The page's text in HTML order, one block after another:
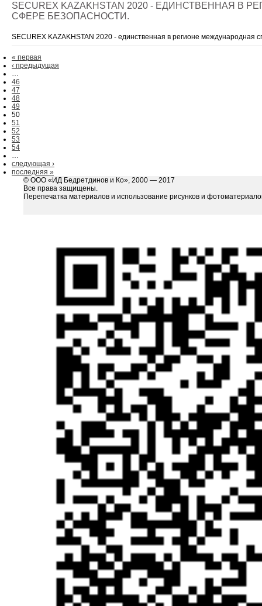
SECUREX KAZAKHSTAN 2020 -
СФЕРЕ БЕЗОПАСНОСТИ.
SECUREX KAZAKHSTAN 2020 - единственная в регионе международная
« первая
‹ предыдущая
…
46
47
48
49
50
51
52
53
54
…
следующая ›
последняя »
© ООО «ИД Бедретдинов и Ко», 2000 — 2017
Все права защищены.
Перепечатка материалов и использование рисунков и